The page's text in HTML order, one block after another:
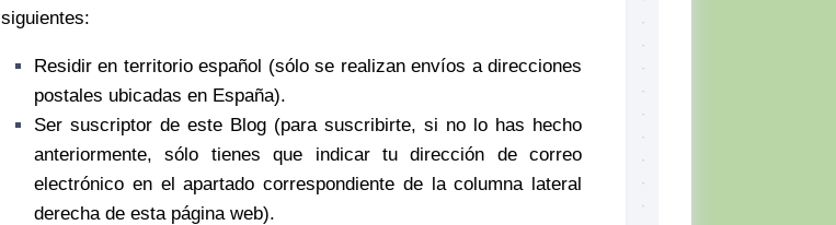
siguientes:
Residir en territorio español (sólo se realizan envíos a direcciones
postales ubicadas en España).
Ser suscriptor de este Blog (para suscribirte, si no lo has hecho
anteriormente, sólo tienes que indicar tu dirección de correo
electrónico en el apartado correspondiente de la columna lateral
derecha de esta página web).